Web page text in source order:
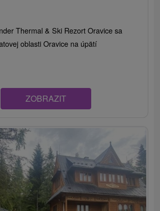
Thermal & Ski Rezort Oravice sa
oblasti Oravice na úpätí
ZOBRAZIT